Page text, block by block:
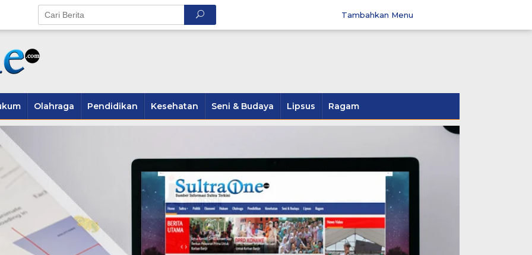
Tambahkan Menu
Olahraga Pendidikan Kesehatan Seni & Budaya Lipsus Ragam